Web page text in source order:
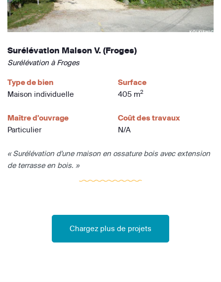
Surélévation Maison V. (Froges)
Surélévation à Froges
Type de bien
Maison individuelle
Surface
405 m2
Maître d'ouvrage
Particulier
Coût des travaux
N/A
« Surélévation d'une maison en ossature bois avec extension
de terrasse en bois. »
Chargez plus de projets